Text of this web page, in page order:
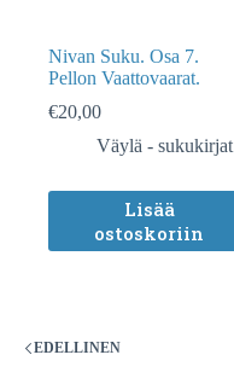
Nivan Suku. Osa 7.
Pellon Vaattovaarat.
€20,00
Väylä - sukukirjat
Lisää
ostoskoriin
EDELLINEN